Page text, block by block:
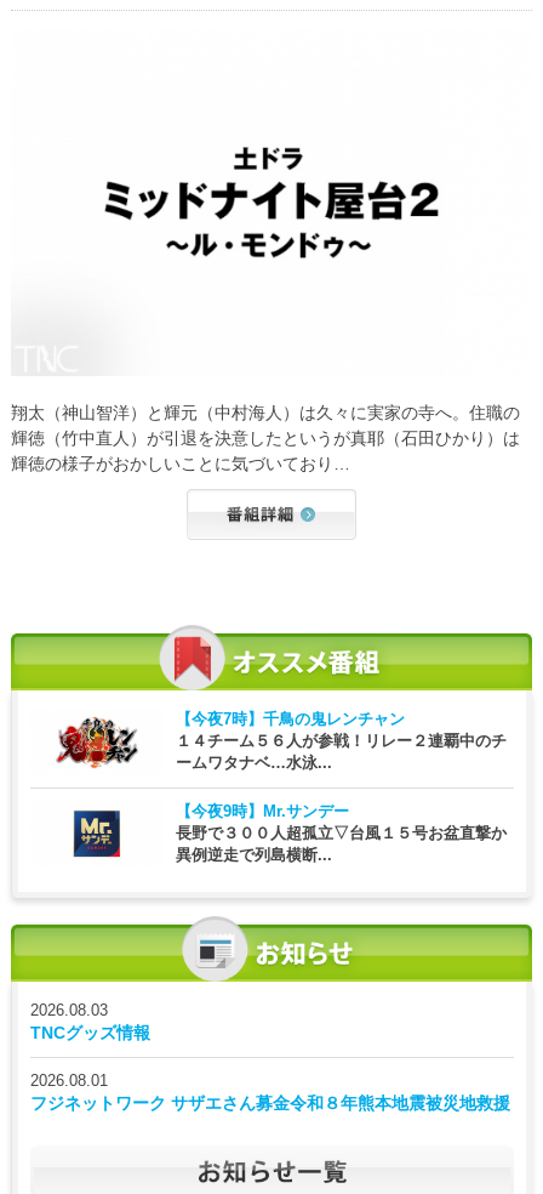
翔太（神山智洋）と輝元（中村海人）は久々に実家の寺へ。住職の
輝徳（竹中直人）が引退を決意したというが真耶（石田ひかり）は
輝徳の様子がおかしいことに気づいており…
【今夜7時】 千鳥の鬼レンチャン
１４チーム５６人が参戦！リレー２連覇中のチ
ームワタナベ…水泳...
【今夜9時】
Mr.サンデー
長野で３００人超孤立▽台風１５号お盆直撃か
異例逆走で列島横断...
2026.08.03
TNCグッズ情報
2026.08.01
フジネットワーク サザエさん募金令和８年熊本地震被災地救援